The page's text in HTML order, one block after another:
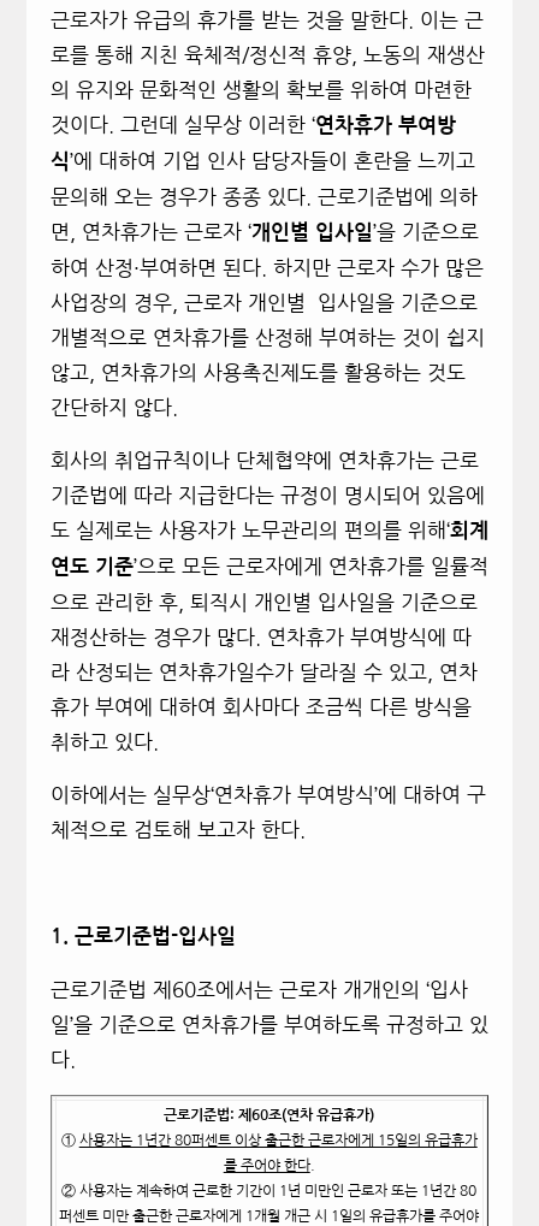
근로자가 유급의 휴가를 받는 것을 말한다. 이는 근
로를 통해 지친 육체적/정신적 휴양, 노동의 재생산
의 유지와 문화적인 생활의 확보를 위하여 마련한
것이다. 그런데 실무상 이러한 ‘연차휴가 부여방
식’에 대하여 기업 인사 담당자들이 혼란을 느끼고
문의해 오는 경우가 종종 있다. 근로기준법에 의하
면, 연차휴가는 근로자 ‘개인별 입사일’을 기준으로
하여 산정·부여하면 된다. 하지만 근로자 수가 많은
사업장의 경우, 근로자 개인별 입사일을 기준으로
개별적으로 연차휴가를 산정해 부여하는 것이 쉽지
않고, 연차휴가의 사용촉진제도를 활용하는 것도
간단하지 않다.
회사의 취업규칙이나 단체협약에 연차휴가는 근로
기준법에 따라 지급한다는 규정이 명시되어 있음에
도 실제로는 사용자가 노무관리의 편의를 위해‘회계
연도 기준’으로 모든 근로자에게 연차휴가를 일률적
으로 관리한 후, 퇴직시 개인별 입사일을 기준으로
재정산하는 경우가 많다. 연차휴가 부여방식에 따
라 산정되는 연차휴가일수가 달라질 수 있고, 연차
휴가 부여에 대하여 회사마다 조금씩 다른 방식을
취하고 있다.
이하에서는 실무상‘연차휴가 부여방식’에 대하여 구
체적으로 검토해 보고자 한다.
1. 근로기준법-입사일
근로기준법 제60조에서는 근로자 개개인의 ‘입사
일’을 기준으로 연차휴가를 부여하도록 규정하고 있
다.
근로기준법: 제60조(연차 유급휴가)
① 사용자는 1년간 80퍼센트 이상 출근한 근로자에게 15일의 유급휴가
를 주어야 한다.
② 사용자는 계속하여 근로한 기간이 1년 미만인 근로자 또는 1년간 80
퍼센트 미만 출근한 근로자에게 1개월 개근 시 1일의 유급휴가를 주어야